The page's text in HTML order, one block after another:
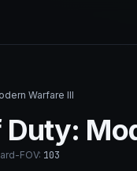
Warfare III
Duty:
FOV: 103